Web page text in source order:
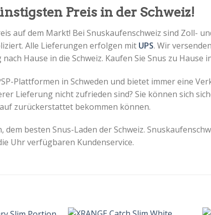
Preis in der Schweiz!
auf dem Markt! Bei Snuskaufenschweiz sind Zoll-
Alle Lieferungen erfolgen mit UPS. Wir
Hause in die Schweiz. Kaufen Sie Snus zu Hause
Plattformen in Schweden und bietet immer eine
Lieferung nicht zufrieden sind? Sie können sich
zurückerstattet bekommen können.
besten Snus-Laden der Schweiz.
Uhr verfügbaren Kundenservice.